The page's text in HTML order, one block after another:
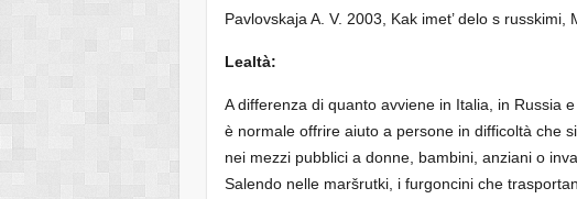
Pavlovskaja A. V. 2003, Kak imet’ delo s
Lealtà:
A differenza di quanto avviene in Italia, in Russia
è normale offrire aiuto a persone in difficoltà che
nei mezzi pubblici a donne, bambini, anziani o
Salendo nelle maršrutki, i furgoncini che